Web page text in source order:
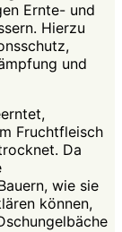
Ernte- und
Hierzu
und
Fruchtfleisch
Da
wie sie
können,